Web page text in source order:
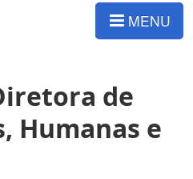
MENU
de
Humanas e